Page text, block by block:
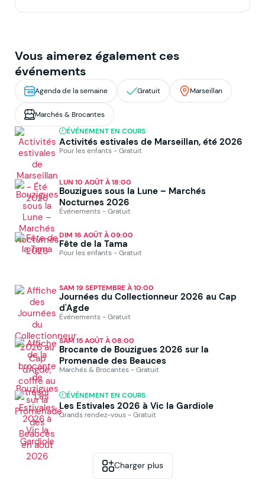
Vous aimerez également ces
événements
Agenda de la semaine Gratuit Marseillan
Marchés & Brocantes
ÉVÉNEMENT EN COURS
Activités estivales de Marseillan, été 2026
Pour les enfants - Gratuit
LUN 10 AOÛT À 18:00
Bouzigues sous la Lune – Marchés
Nocturnes 2026
Événements - Gratuit
DIM 16 AOÛT À 09:00
Fête de la Tama
Pour les enfants - Gratuit
SAM 19 SEPTEMBRE À 10:00
Journées du Collectionneur 2026 au Cap
d'Agde
Événements - Gratuit
SAM 15 AOÛT À 08:00
Brocante de Bouzigues 2026 sur la
Promenade des Beauces
Marchés & Brocantes - Gratuit
ÉVÉNEMENT EN COURS
Les Estivales 2026 à Vic la Gardiole
Grands rendez-vous - Gratuit
Charger plus